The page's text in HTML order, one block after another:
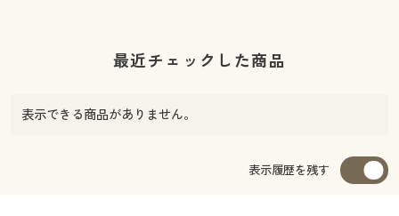
最近チェックした商品
表示できる商品がありません。
表示履歴を残す